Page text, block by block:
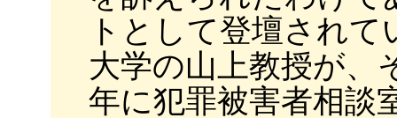
トとして登壇され
大学の山上教授が、
年に犯罪被害者相談